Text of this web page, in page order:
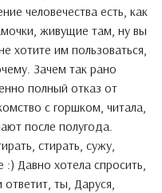
человечества есть, как
живущие там, ну вы
хотите им пользоваться,
Зачем так рано
полный отказ от
с горшком, читала,
после полугода.
стирать, сужу,
:) Давно хотела спросить,
ответит, ты, Даруся,